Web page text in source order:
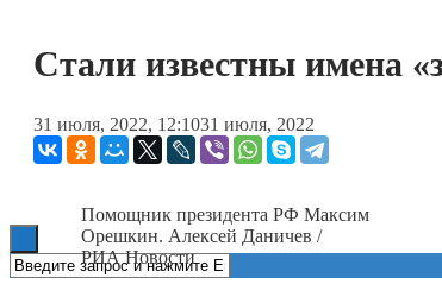
ESG
Стали известны имена
31 июля, 2022, 12:1031 июля, 2022
Помощник президента РФ Максим
Орешкин. Алексей Даничев /
РИА Новости